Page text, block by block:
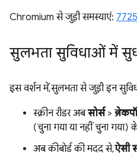
Chromium से जुड़ी समस्याएं:
सुलभता सुविधाओं में
इस वर्शन में, सुलभता से जुड़ी इन
स्क्रीन रीडर अबसोर्स>
(चुना गया या नहीं चुना गया)
अब कीबोर्ड की मदद से,ऐसी